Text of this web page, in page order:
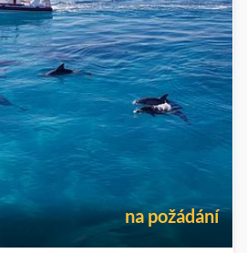
na požádání